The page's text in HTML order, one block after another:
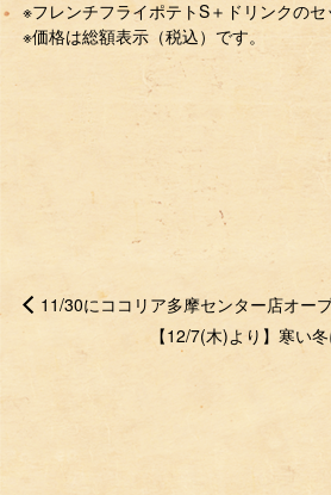
※フレンチフライポテトS＋ドリンクのセ
※価格は総額表示（税込）です。
11/30にココリア多摩センター店オー
【12/7(木)より】寒い